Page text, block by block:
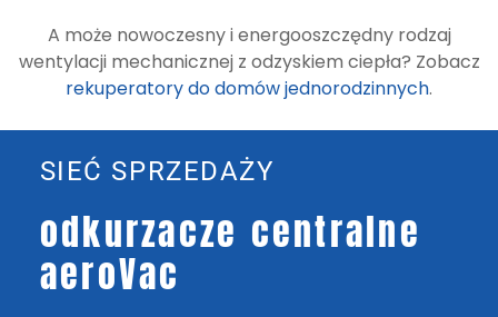
A może nowoczesny i energooszczędny rodzaj
wentylacji mechanicznej z odzyskiem ciepła? Zobacz
rekuperatory do domów jednorodzinnych.
SIEĆ SPRZEDAŻY
odkurzacze centralne
aeroVac